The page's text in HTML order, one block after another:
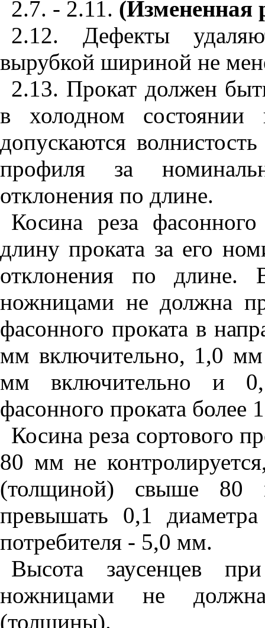
2.7. - 2.11. (Измененная
2.12. Дефекты
вырубкой шириной не
2.13. Прокат должен
в холодном состоянии
допускаются
профиля за
отклонения по длине.
Косина реза
длину проката за его
отклонения по длине.
ножницами не должна
фасонного проката в
мм включительно, 1,0
мм включительно и
фасонного проката более
Косина реза сортового
80 мм не
(толщиной) свыше 80
превышать 0,1
потребителя - 5,0 мм.
Высота заусенцев
ножницами не
(толщины).